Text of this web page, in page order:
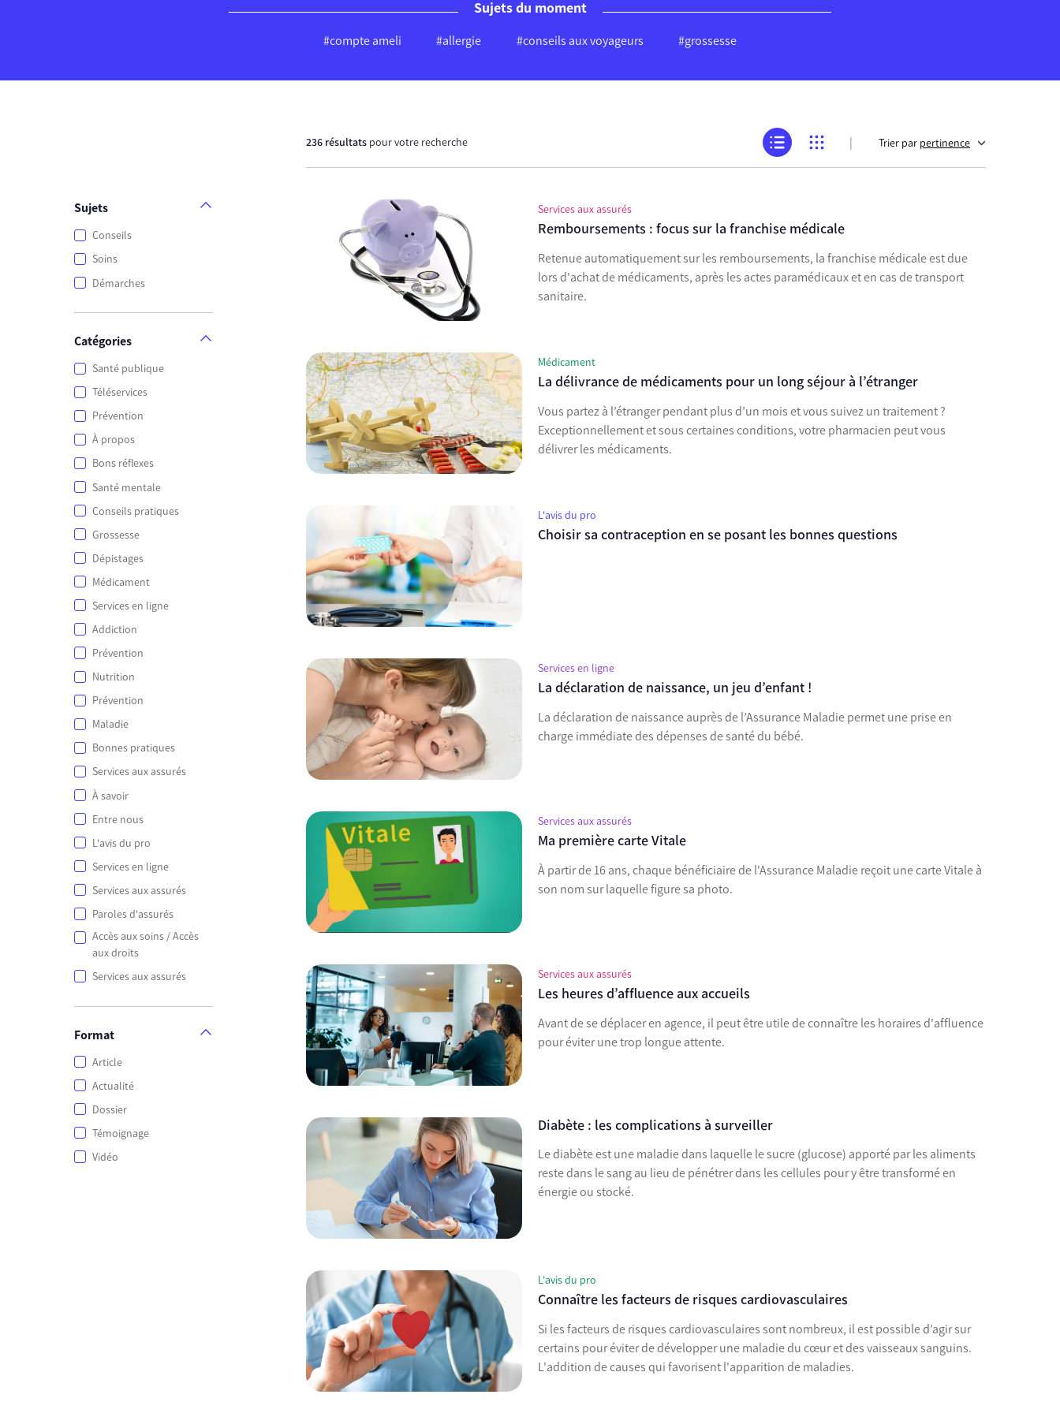
Sujets du moment
#compte ameli #allergie #conseils aux voyageurs #grossesse
Sujets
Conseils
Soins
Démarches
Catégories
Santé publique
Téléservices
Prévention
À propos
Bons réflexes
Santé mentale
Conseils pratiques
Grossesse
Dépistages
Médicament
Services en ligne
Addiction
Prévention
Nutrition
Prévention
Maladie
Bonnes pratiques
Services aux assurés
À savoir
Entre nous
L'avis du pro
Services en ligne
Services aux assurés
Paroles d'assurés
Accès aux soins / Accès
aux droits
Services aux assurés
Format
Article
Actualité
Dossier
Témoignage
Vidéo
236 résultats pour votre recherche | Trier par pertinence
Services aux assurés
Remboursements : focus sur la franchise médicale
Retenue automatiquement sur les remboursements, la franchise médicale est due
lors d'achat de médicaments, après les actes paramédicaux et en cas de transport
sanitaire.
Médicament
La délivrance de médicaments pour un long séjour à l’étranger
Vous partez à l’étranger pendant plus d’un mois et vous suivez un traitement ?
Exceptionnellement et sous certaines conditions, votre pharmacien peut vous
délivrer les médicaments.
L'avis du pro
Choisir sa contraception en se posant les bonnes questions
Services en ligne
La déclaration de naissance, un jeu d’enfant !
La déclaration de naissance auprès de l’Assurance Maladie permet une prise en
charge immédiate des dépenses de santé du bébé.
Services aux assurés
Ma première carte Vitale
À partir de 16 ans, chaque bénéficiaire de l'Assurance Maladie reçoit une carte Vitale à
son nom sur laquelle figure sa photo.
Services aux assurés
Les heures d’affluence aux accueils
Avant de se déplacer en agence, il peut être utile de connaître les horaires d'affluence
pour éviter une trop longue attente.
Diabète : les complications à surveiller
Le diabète est une maladie dans laquelle le sucre (glucose) apporté par les aliments
reste dans le sang au lieu de pénétrer dans les cellules pour y être transformé en
énergie ou stocké.
L'avis du pro
Connaître les facteurs de risques cardiovasculaires
Si les facteurs de risques cardiovasculaires sont nombreux, il est possible d’agir sur
certains pour éviter de développer une maladie du cœur et des vaisseaux sanguins.
L'addition de causes qui favorisent l'apparition de maladies.